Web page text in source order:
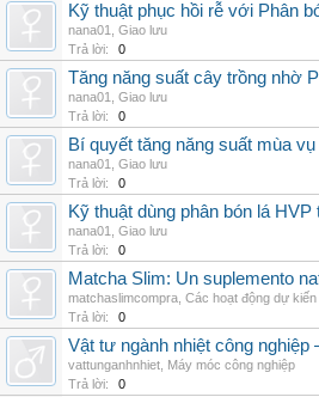
Kỹ thuật phục hồi rễ với Phân
nana01
Giao lưu
Trả lời:
0
Tăng năng suất cây trồng nhờ
nana01
Giao lưu
Trả lời:
0
Bí quyết tăng năng suất mùa
nana01
Giao lưu
Trả lời:
0
Kỹ thuật dùng phân bón lá
nana01
Giao lưu
Trả lời:
0
Matcha Slim: Un suplemento
matchaslimcompra Các hoạt động dự
Trả lời:
0
Vật tư ngành nhiệt công
vattunganhnhiet Máy móc công nghiệp
Trả lời:
0